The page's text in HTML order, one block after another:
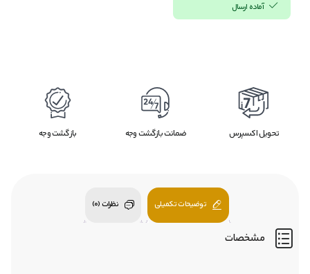
آماده ارسال
تحویل اکسپرس ضمانت بازگشت وجه بازگشت وجه
توضیحات تکمیلی نظرات (0)
مشخصات